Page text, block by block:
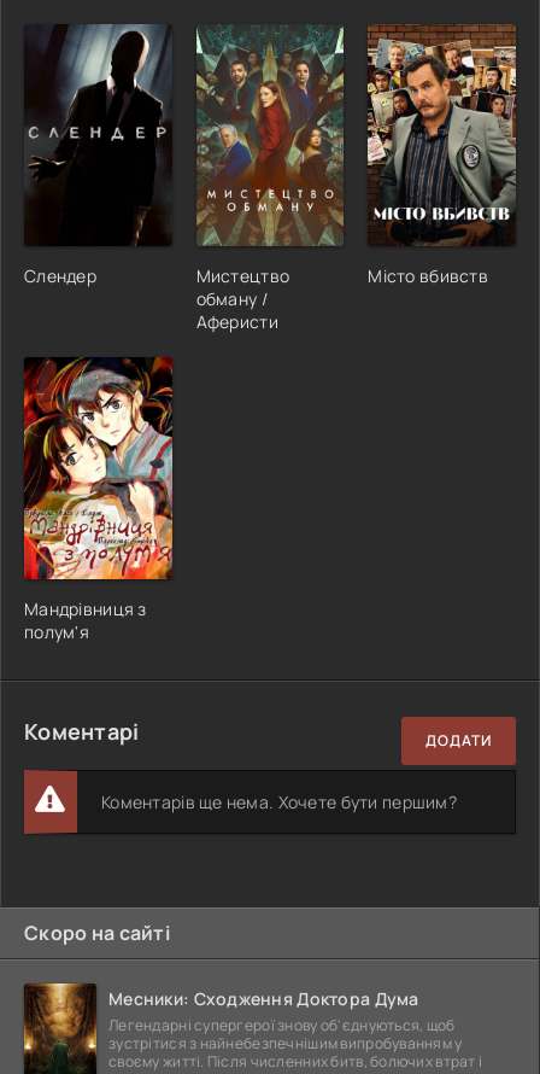
Слендер
Мистецтво
обману /
Аферисти
Місто вбивств
Мандрівниця з
полум'я
Коментарі ДОДАТИ
Коментарів ще нема. Хочете бути першим?
Скоро на сайті
Месники: Сходження Доктора Дума
Легендарні супергерої знову об'єднуються, щоб
зустрітися з найнебезпечнішим випробуванням у
своєму житті. Після численних битв, болючих втрат і